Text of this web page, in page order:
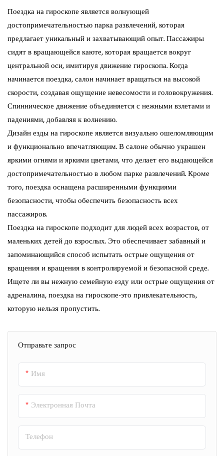
Отправьте запрос
Имя
Электронная Почта
Телефон
Поездка на гироскопе является волнующей
достопримечательностью парка развлечений, которая
предлагает уникальный и захватывающий опыт. Пассажиры
сидят в вращающейся каюте, которая вращается вокруг
центральной оси, имитируя движение гироскопа. Когда
начинается поездка, салон начинает вращаться на высокой
скорости, создавая ощущение невесомости и головокружения.
Спинническое движение объединяется с нежными взлетами и
падениями, добавляя к волнению.
Дизайн езды на гироскопе является визуально ошеломляющим
и функционально впечатляющим. В салоне обычно украшен
яркими огнями и яркими цветами, что делает его выдающейся
достопримечательностью в любом парке развлечений. Кроме
того, поездка оснащена расширенными функциями
безопасности, чтобы обеспечить безопасность всех
пассажиров.
Поездка на гироскопе подходит для людей всех возрастов, от
маленьких детей до взрослых. Это обеспечивает забавный и
запоминающийся способ испытать острые ощущения от
вращения и вращения в контролируемой и безопасной среде.
Ищете ли вы нежную семейную езду или острые ощущения от
адреналина, поездка на гироскопе-это привлекательность,
которую нельзя пропустить.